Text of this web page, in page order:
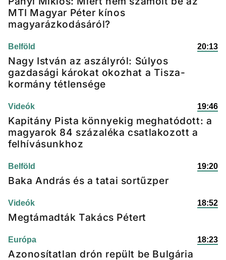
MTI Magyar Péter kínos
magyarázkodásáról?
Belföld 20:13
Nagy István az aszályról: Súlyos
gazdasági károkat okozhat a Tisza-
kormány tétlensége
Videók 19:46
Kapitány Pista könnyekig meghatódott: a
magyarok 84 százaléka csatlakozott a
felhívásunkhoz
Belföld 19:20
Baka András és a tatai sortűzper
Videók 18:52
Megtámadták Takács Pétert
Európa 18:23
Azonosítatlan drón repült be Bulgária